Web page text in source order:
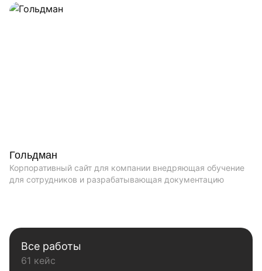
Гольдман
Корпоративный сайт для компании внедряющая обучение
для сотрудников и разрабатывающая документацию
Все работы
61 кейс